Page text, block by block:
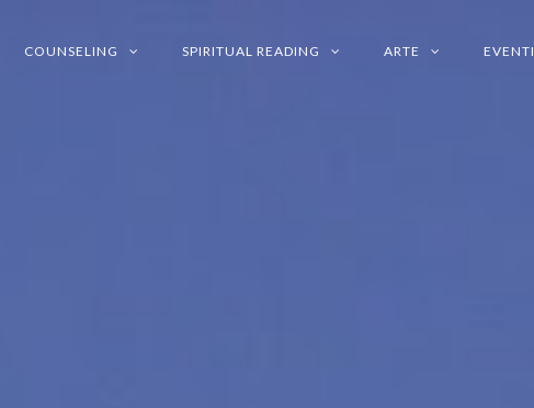
COUNSELING SPIRITUAL READING ARTE EVENTI